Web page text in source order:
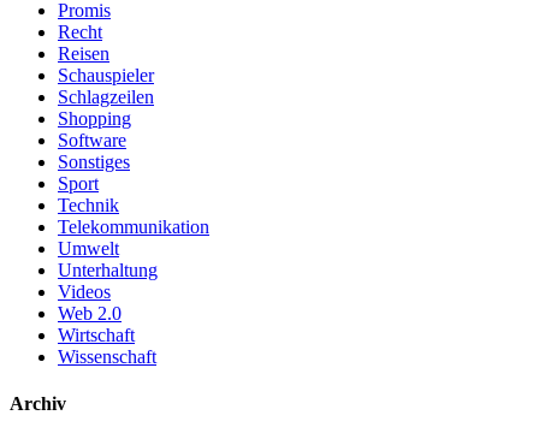
Promis
Recht
Reisen
Schauspieler
Schlagzeilen
Shopping
Software
Sonstiges
Sport
Technik
Telekommunikation
Umwelt
Unterhaltung
Videos
Web 2.0
Wirtschaft
Wissenschaft
Archiv